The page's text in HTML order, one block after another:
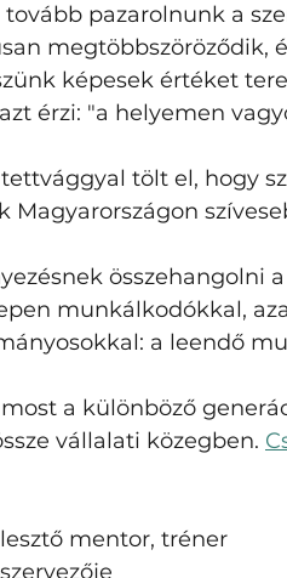
pazarolnunk a
megtöbbszöröződik,
képesek értéket
érzi: "a helyemen
tölt el, hogy
Magyarországon
összehangolni
munkálkodókkal,
a leendő
a különböző
vállalati közegben.
mentor, tréner